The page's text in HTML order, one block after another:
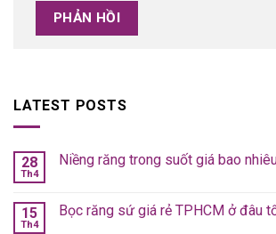
LATEST POSTS
28
Th4
Niềng răng trong suốt giá bao
15
Th4
Bọc răng sứ giá rẻ TPHCM ở đâu